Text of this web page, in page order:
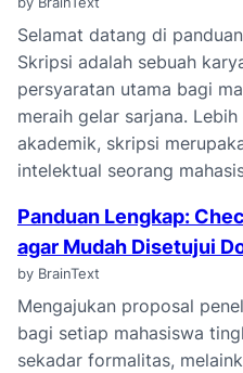
Selamat datang di
Skripsi adalah sebuah
persyaratan utama bagi
meraih gelar sarjana.
akademik, skripsi
intelektual seorang
Panduan Lengkap:
agar Mudah Disetujui
by BrainText
Mengajukan proposal
bagi setiap mahasiswa
sekadar formalitas,